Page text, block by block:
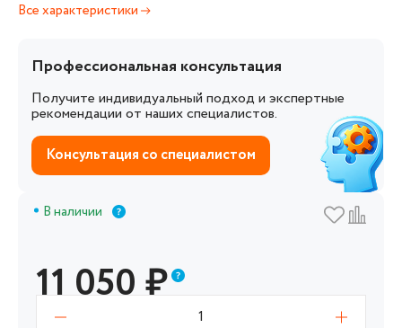
Все характеристики
Профессиональная консультация
Получите индивидуальный подход и экспертные
рекомендации от наших специалистов.
Консультация со специалистом
В наличии
11 050₽
1